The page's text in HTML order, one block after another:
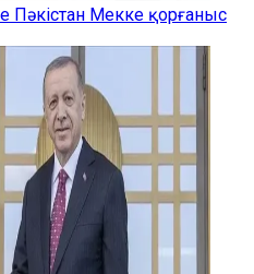
Пәкістан Мекке қорғаныс